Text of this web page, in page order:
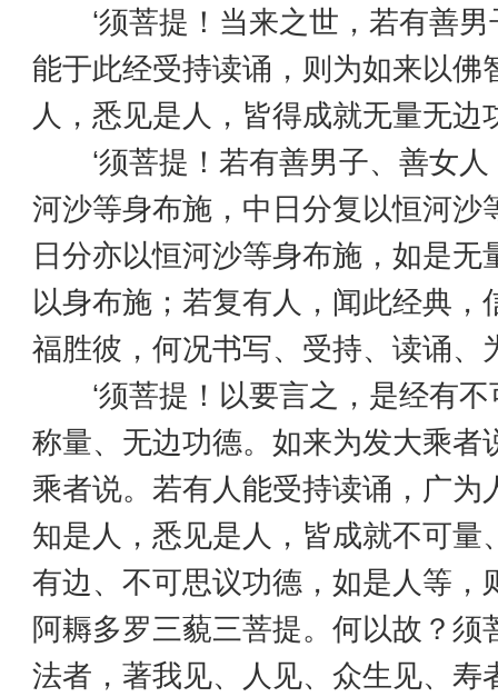
‘须菩提！当来之世，若有善男
能于此经受持读诵，则为如来以佛
人，悉见是人，皆得成就无量无边
‘须菩提！若有善男子、善女人
河沙等身布施，中日分复以恒河沙
日分亦以恒河沙等身布施，如是无
以身布施；若复有人，闻此经典，
福胜彼，何况书写、受持、读诵、
‘须菩提！以要言之，是经有不
称量、无边功德。如来为发大乘者
乘者说。若有人能受持读诵，广为
知是人，悉见是人，皆成就不可量
有边、不可思议功德，如是人等，
阿耨多罗三藐三菩提。何以故？须
法者，著我见、人见、众生见、寿